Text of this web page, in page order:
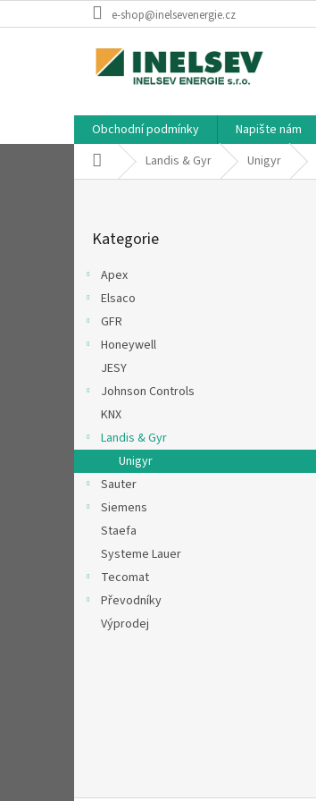
na
e-shop@inelsevenergie.cz
Obchodní podmínky Napište nám
Domů Landis & Gyr Unigyr
l
kategorie
Kategorie
Apex
Elsaco
GFR
Honeywell
JESY
Johnson Controls
KNX
Landis & Gyr
Unigyr
Sauter
Siemens
Staefa
Systeme Lauer
Tecomat
Převodníky
Výprodej